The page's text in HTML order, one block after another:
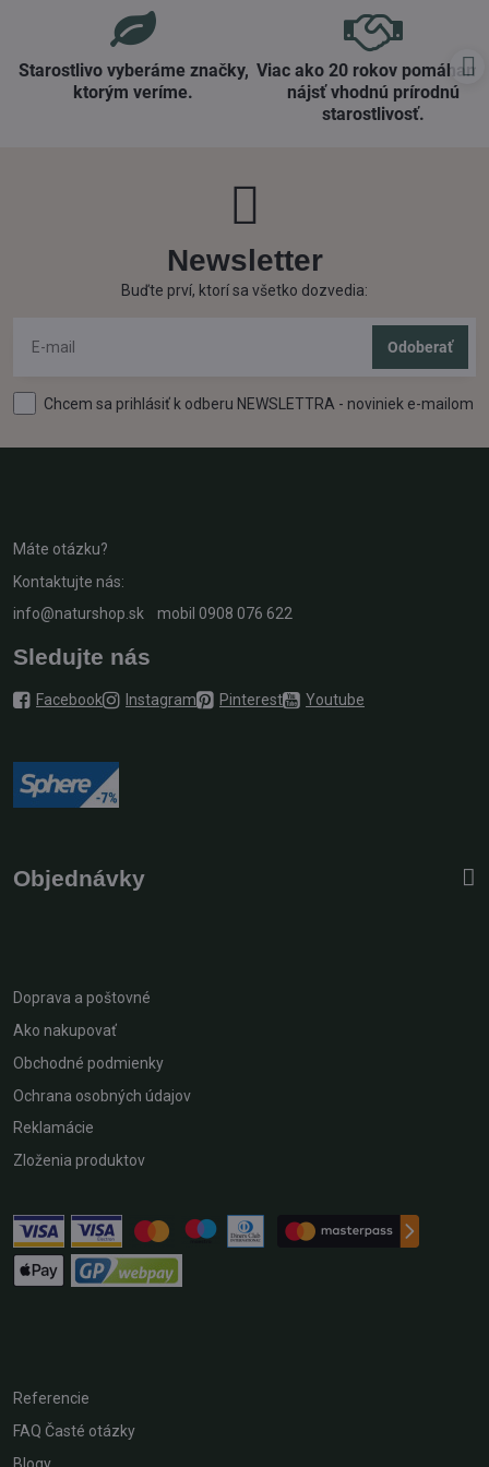
Starostlivo vyberáme značky,
ktorým veríme​.
Viac ako 20 rokov
nájsť vhodnú prírodnú
starostlivosť​.
Newsletter
Buďte prví, ktorí sa všetko dozvedia:
Odoberať
Chcem sa prihlásiť k odberu NEWSLETTRA - noviniek e-mailom
Máte otázku?
Kontaktujte nás:
info@naturshop.sk mobil 0908 076 622
Sledujte nás
Facebook Instagram Pinterest Youtube
Objednávky
Doprava a poštovné
Ako nakupovať
Obchodné podmienky
Ochrana osobných údajov
Reklamácie
Zloženia produktov
Referencie
FAQ Časté otázky
Blogy